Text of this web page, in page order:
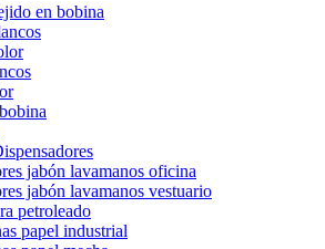
en bobina
jabón lavamanos oficina
jabón lavamanos vestuario
petroleado
papel industrial